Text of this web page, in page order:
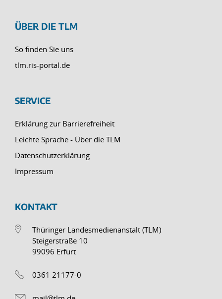
ÜBER DIE TLM
So finden Sie uns
tlm.ris-portal.de
SERVICE
Erklärung zur Barrierefreiheit
Leichte Sprache - Über die TLM
Datenschutzerklärung
Impressum
KONTAKT
Thüringer Landesmedienanstalt (TLM)
Steigerstraße 10
99096 Erfurt
0361 21177-0